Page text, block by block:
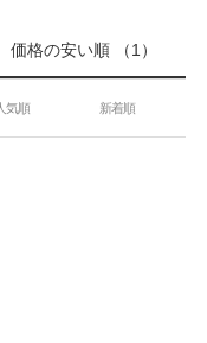
価格の安い順 （1）
気順 新着順